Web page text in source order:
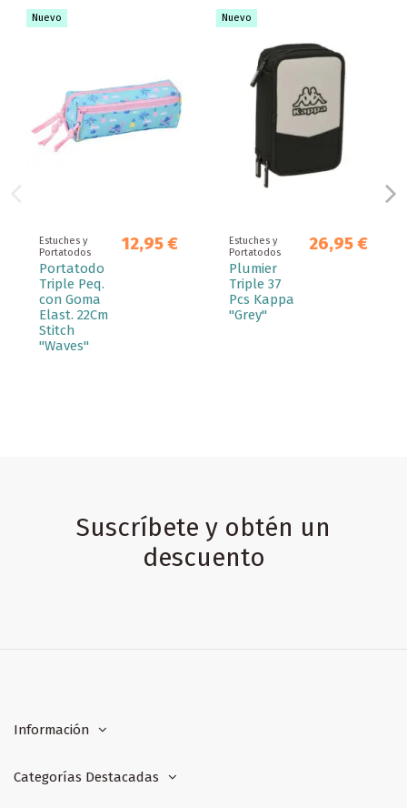
Nuevo
Estuches y
Portatodos
Portatodo
Triple Peq.
con Goma
Elast. 22Cm
Stitch
"Waves"
12,95 €
Nuevo
Estuches y
Portatodos
Plumier
Triple 37
Pcs Kappa
"Grey"
26,95 €
Suscríbete y obtén un
descuento
Información
Categorías Destacadas